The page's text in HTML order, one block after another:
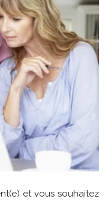
et vous souhaitez